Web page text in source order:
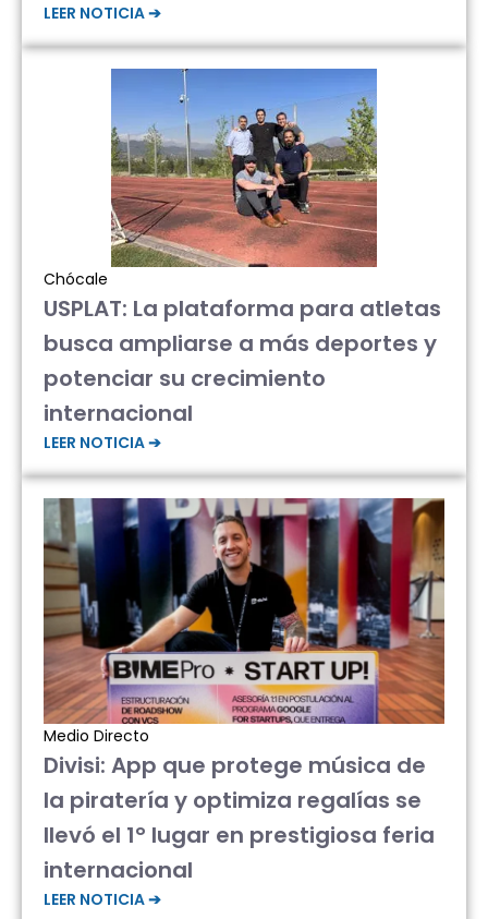
LEER NOTICIA ➔
Chócale
USPLAT: La plataforma para atletas
busca ampliarse a más deportes y
potenciar su crecimiento
internacional
LEER NOTICIA ➔
Medio Directo
Divisi: App que protege música de
la piratería y optimiza regalías se
llevó el 1° lugar en prestigiosa feria
internacional
LEER NOTICIA ➔